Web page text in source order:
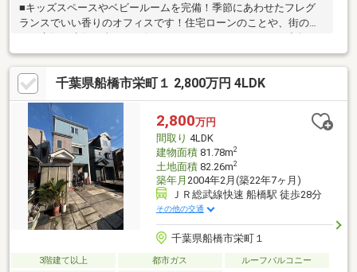
■キッズスペースやベビールームを完備！季節にあわせたフレグ
ランスでいい香りのオフィスです！住宅ローンのことや、街のこ
FP相談【未来カレンダー】住宅購入の資金計画は未来を見据えて
立てなければいけません。漠然とした不安や悩みを『見える化』
して幸せな未来へのスタートを切りましょう。■業界初の無料ア
フターサポート【TOHO HOUSE CLUB】『住まい』のご購入はゴ
ールではなくスタートです。お客様の『住まい』と『暮らし』の
安心と安全を守るサービスを全て無料で提供しています。詳細は
お気軽にお問合せ下さい！
千葉県船橋市栄町１ 2,800万円 4LDK
2,800万円
間取り 4LDK
建物面積81.78m2
土地面積82.26m2
築年月 2004年2月(築22年7ヶ月)
ＪＲ総武線快速 船橋駅 徒歩28分
その他の交通
千葉県船橋市栄町１
3階建て以上 都市ガス
ルーフバルコニー